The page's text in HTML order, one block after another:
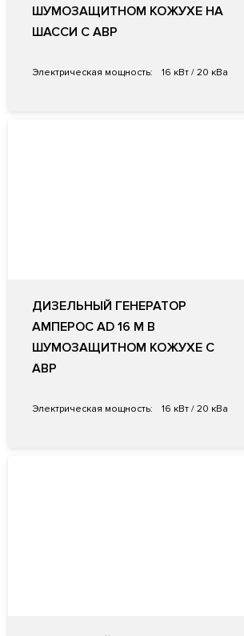
ШУМОЗАЩИТНОМ КОЖУХЕ НА
ШАССИ С АВР
Электрическая мощность: 16 кВт / 20 кВа
ДИЗЕЛЬНЫЙ ГЕНЕРАТОР
АМПЕРОС AD 16 M В
ШУМОЗАЩИТНОМ КОЖУХЕ С
АВР
Электрическая мощность: 16 кВт / 20 кВа